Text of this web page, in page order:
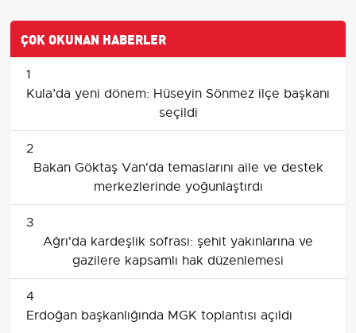
ÇOK OKUNAN HABERLER
1
Kula’da yeni dönem: Hüseyin Sönmez ilçe başkanı
seçildi
2
Bakan Göktaş Van'da temaslarını aile ve destek
merkezlerinde yoğunlaştırdı
3
Ağrı'da kardeşlik sofrası: şehit yakınlarına ve
gazilere kapsamlı hak düzenlemesi
4
Erdoğan başkanlığında MGK toplantısı açıldı